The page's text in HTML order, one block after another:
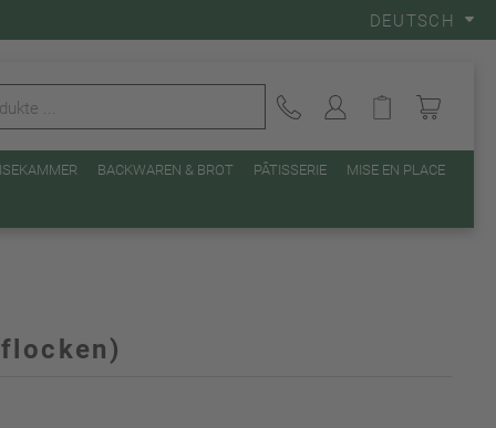
DEUTSCH
BACKWAREN & BROT PÂTISSERIE MISE EN PLACE